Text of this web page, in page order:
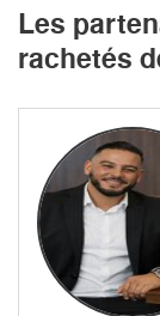
Les
rachetés